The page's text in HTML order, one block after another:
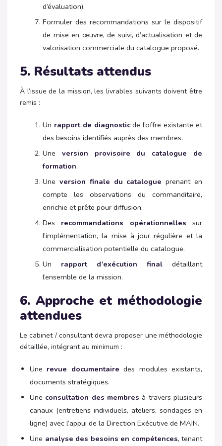
d’évaluation).
Formuler des recommandations sur le dispositif
de mise en œuvre, de suivi, d’actualisation et de
valorisation commerciale du catalogue proposé.
5. Résultats attendus
À l’issue de la mission, les livrables suivants doivent être
remis :
Un rapport de diagnosticde l’offre existante et
des besoins identifiés auprès des membres.
Une version provisoire du catalogue de
formation.
Une version finale du catalogue prenant en
compte les observations du commanditaire,
enrichie et prête pour diffusion.
Des recommandations opérationnelles sur
l’implémentation, la mise à jour régulière et la
commercialisation potentielle du catalogue.
Un rapport d’exécution final détaillant
l’ensemble de la mission.
6. Approche et méthodologie
attendues
Le cabinet / consultant devra proposer une méthodologie
détaillée, intégrant au minimum :
Une revue documentaire des modules existants,
documents stratégiques.
Une consultation des membres à travers plusieurs
canaux (entretiens individuels, ateliers, sondages en
ligne) avec l’appui de la Direction Exécutive de MAIN.
Une analyse des besoins en compétences, tenant